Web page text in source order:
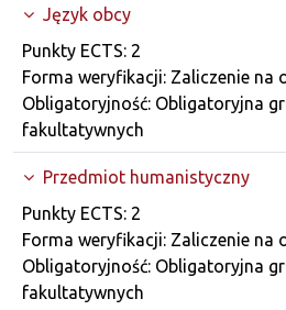
Język obcy
Dane przedmiotu
Punkty ECTS: 2
Forma weryfikacji: Zaliczenie na
Obligatoryjność: Obligatoryjna
fakultatywnych
Przedmiot humanistyczny
Dane przedmiotu
Punkty ECTS: 2
Forma weryfikacji: Zaliczenie na
Obligatoryjność: Obligatoryjna
fakultatywnych